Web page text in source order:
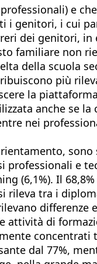
e
i genitori, i cui
dei genitori,
familiare non
della scuola
più
la
anche se
nei
e
(6,1%). Il
tra i
di
concentrati
dal 77%,